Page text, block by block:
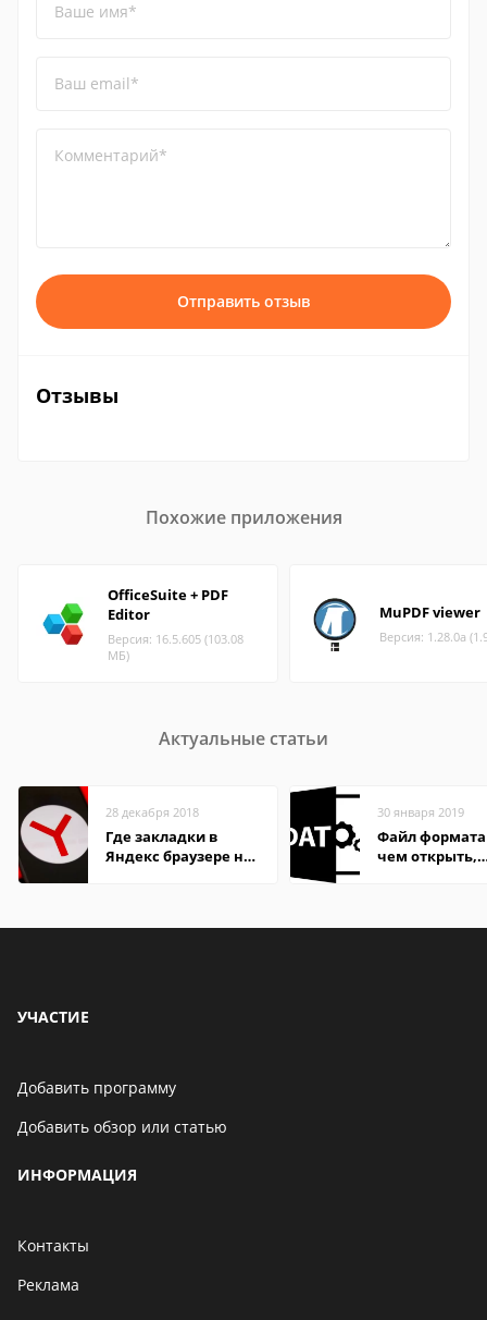
Ваше имя*
Ваш email*
Комментарий*
Отправить отзыв
Отзывы
Похожие приложения
OfficeSuite + PDF
Editor
Версия: 16.5.605 (103.08
МБ)
MuPDF viewer
Версия: 1.28.0a
Актуальные статьи
28 декабря 2018
Где закладки в
Яндекс браузере на
30 января 2019
Файл формата
чем открыть,
УЧАСТИЕ
Добавить программу
Добавить обзор или статью
ИНФОРМАЦИЯ
Контакты
Реклама